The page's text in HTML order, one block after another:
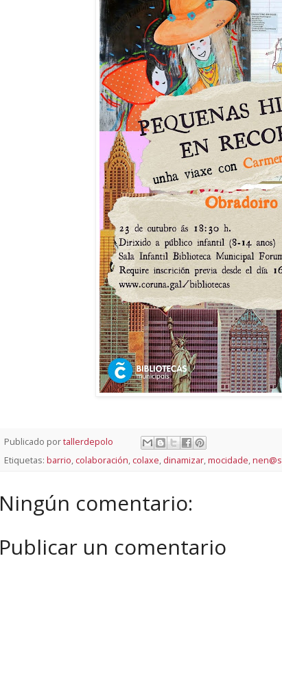
Publicado portallerdepolo
Etiquetas: barrio, colaboración, colaxe, dinamizar,mocidade,nen@s
Ningún comentario:
Publicar un comentario